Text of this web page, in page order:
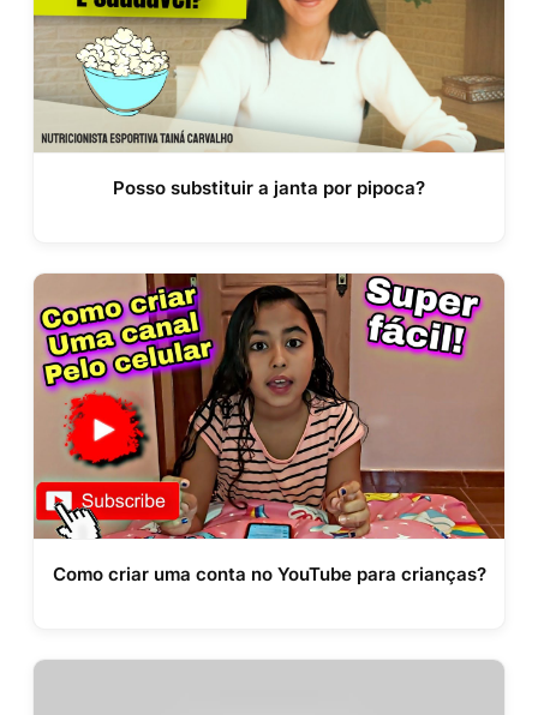
Posso substituir a janta por pipoca?
Como criar uma conta no YouTube para crianças?